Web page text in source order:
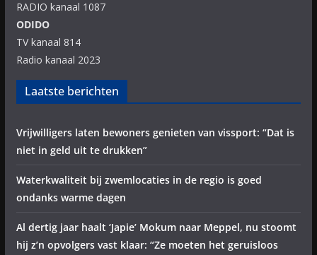
RADIO kanaal 1087
ODIDO
TV kanaal 814
Radio kanaal 2023
Laatste berichten
Vrijwilligers laten bewoners genieten van vissport: “Dat is
niet in geld uit te drukken”
Waterkwaliteit bij zwemlocaties in de regio is goed
ondanks warme dagen
Al dertig jaar haalt ‘Japie’ Mokum naar Meppel, nu stoomt
hij z’n opvolgers vast klaar: “Ze moeten het geruisloos